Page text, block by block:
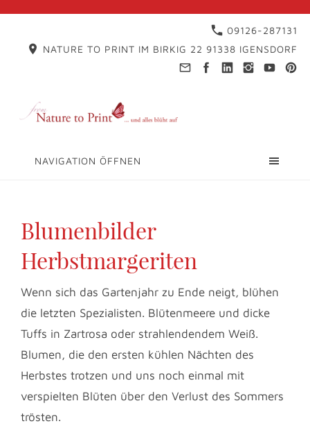
09126-287131
NATURE TO PRINT IM BIRKIG 22 91338 IGENSDORF
NAVIGATION ÖFFNEN
Blumenbilder
Herbstmargeriten
Wenn sich das Gartenjahr zu Ende neigt, blühen
die letzten Spezialisten. Blütenmeere und dicke
Tuffs in Zartrosa oder strahlendendem Weiß.
Blumen, die den ersten kühlen Nächten des
Herbstes trotzen und uns noch einmal mit
verspielten Blüten über den Verlust des Sommers
trösten.